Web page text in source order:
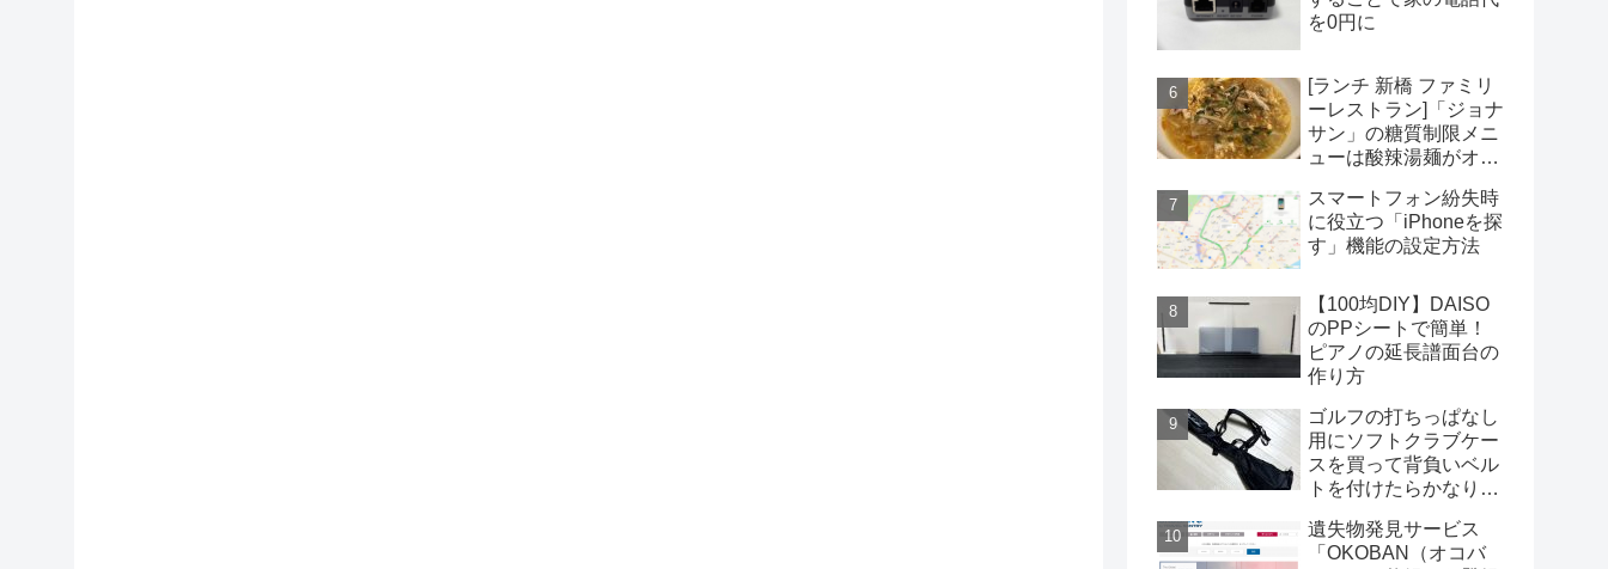
を0円に
[ランチ 新橋 ファミリ
ーレストラン]「ジョナ
サン」の糖質制限メニ
ューは酸辣湯麺がオス
スマートフォン紛失時
に役立つ「iPhoneを探
す」機能の設定方法
【100均DIY】DAISO
のPPシートで簡単！
ピアノの延長譜面台の
作り方
ゴルフの打ちっぱなし
用にソフトクラブケー
スを買って背負いベル
トを付けたらかなり快
遺失物発見サービス
「OKOBAN（オコバ